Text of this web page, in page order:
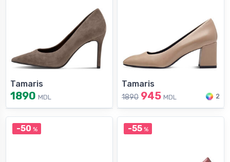
Tamaris
1890 MDL
Tamaris
1890 945 MDL 2
-50 % -55%